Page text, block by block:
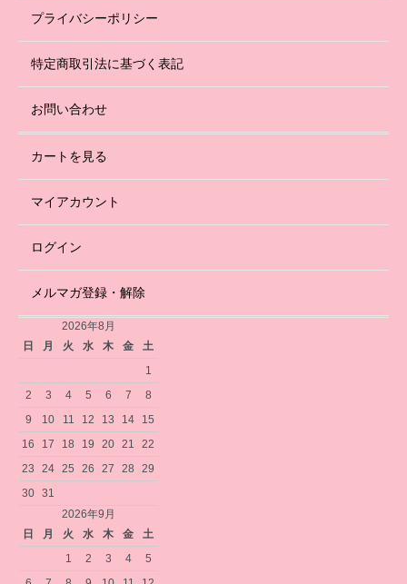
プライバシーポリシー
特定商取引法に基づく表記
お問い合わせ
カートを見る
マイアカウント
ログイン
メルマガ登録・解除
2026年8月
日
月 火 水 木 金
土
1
2
3 4 5 6 7
8
9
10 11 12 13 14
15
16
17 18 19 20 21
22
23
24 25 26 27 28
29
30 31
2026年9月
日
月 火 水 木 金
土
1
2 3 4
5